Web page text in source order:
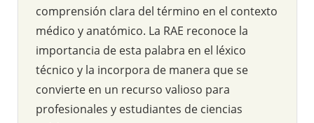
comprensión clara del término en el contexto
médico y anatómico. La RAE reconoce la
importancia de esta palabra en el léxico
técnico y la incorpora de manera que se
convierte en un recurso valioso para
profesionales y estudiantes de ciencias